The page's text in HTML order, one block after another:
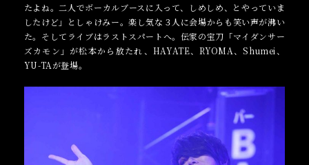
たよね。二人でボーカルブースに入って、しめしめ、とやっていま
したけど」としゃけみー。楽し気な３人に会場からも笑い声が沸い
た。そしてライブはラストスパートへ。伝家の宝刀「マイダンサー
ズカモン」が松本から放たれ、HAYATE、RYOMA、Shumei、
YU-TAが登場。